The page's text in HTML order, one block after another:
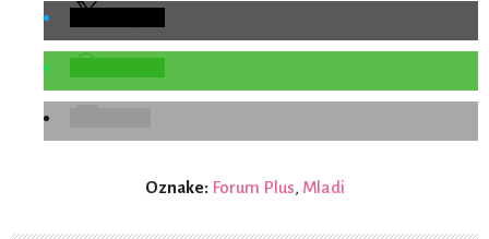
Oznake: Forum Plus, Mladi